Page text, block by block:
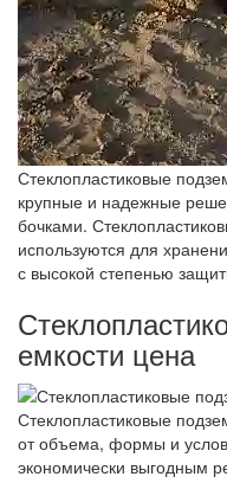
Стеклопластиковые
крупные и надежные
бочками.
используются для
с высокой степенью
емкости цена
Стеклопластиковые
от объема, формы и
экономически выгодным